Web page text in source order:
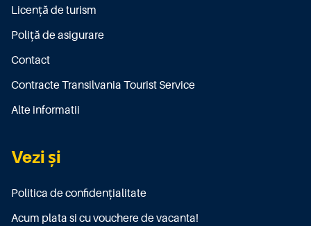
Licenţă de turism
Poliţă de asigurare
Contact
Contracte Transilvania Tourist Service
Alte informatii
Vezi și
Politica de confidențialitate
Acum plata si cu vouchere de vacanta!